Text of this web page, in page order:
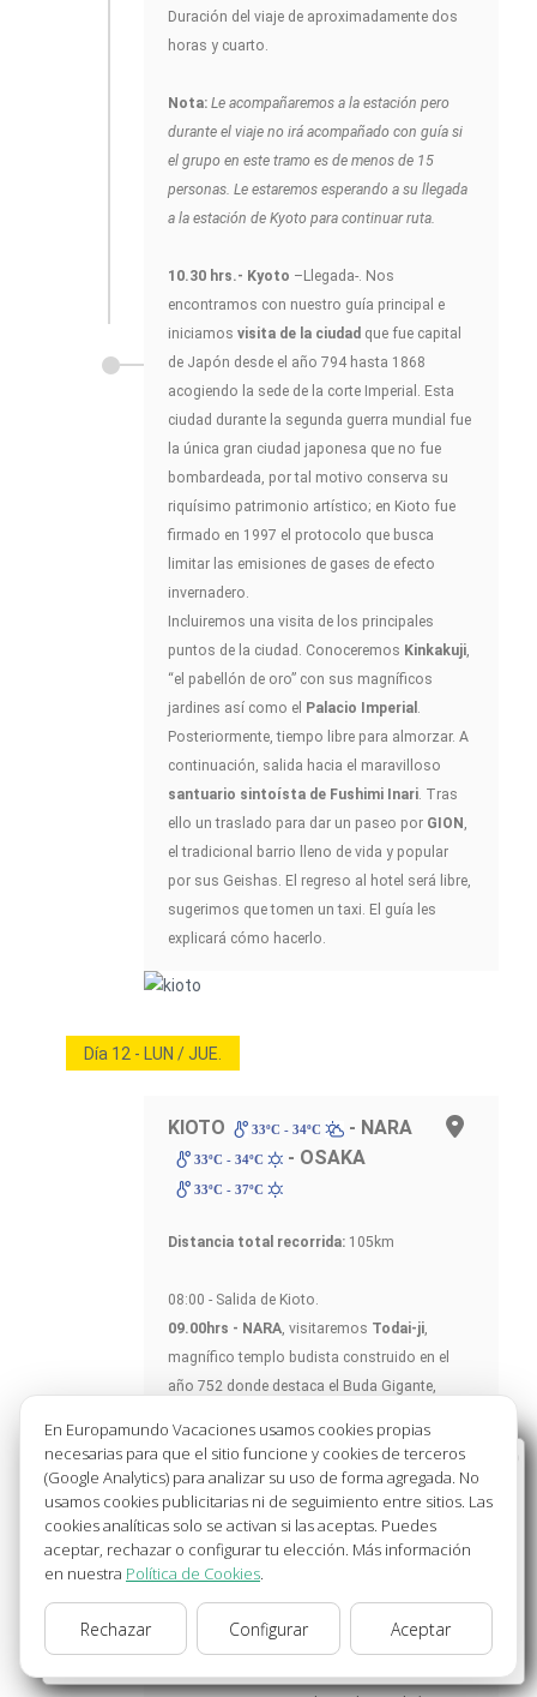
Duración del viaje de aproximadamente dos
horas y cuarto.
Nota: Le acompañaremos a la estación pero
durante el viaje no irá acompañado con guía si
el grupo en este tramo es de menos de 15
personas. Le estaremos esperando a su llegada
a la estación de Kyoto para continuar ruta.
10.30 hrs.- Kyoto –Llegada-. Nos
encontramos con nuestro guía principal e
iniciamos visita de la ciudad que fue capital
de Japón desde el año 794 hasta 1868
acogiendo la sede de la corte Imperial. Esta
ciudad durante la segunda guerra mundial fue
la única gran ciudad japonesa que no fue
bombardeada, por tal motivo conserva su
riquísimo patrimonio artístico; en Kioto fue
firmado en 1997 el protocolo que busca
limitar las emisiones de gases de efecto
invernadero.
Incluiremos una visita de los principales
puntos de la ciudad. Conoceremos Kinkakuji
“el pabellón de oro” con sus magníficos
jardines así como el Palacio Imperial
Posteriormente, tiempo libre para almorzar. A
continuación, salida hacia el maravilloso
santuario sintoísta de Fushimi Inari . Tras
ello un traslado para dar un paseo por GION
el tradicional barrio lleno de vida y popular
por sus Geishas. El regreso al hotel será libre,
sugerimos que tomen un taxi. El guía les
explicará cómo hacerlo.
Día 12 - LUN / JUE.
KIOTO 33ºC - 34ºC - NARA
33ºC - 34ºC - OSAKA
33ºC - 37ºC
Distancia total recorrida: 105km
08:00 - Salida de Kioto.
09.00hrs - NARA , visitaremos Todai-ji
magnífico templo budista construido en el
año 752 donde destaca el Buda Gigante,
alimentar a los venados que pasean por su
parque.
10.30hrs- Salida desde Nara.
11.15hrs-Templo Budista deHORYU-JI,
Patrimonio de la Humanidad. Tiempo libre en
monasterio y templos, su pagoda principal es
uno de los edificios de madera más antiguos
Bienvenido a Europamundo Vacaciones, está usted
en el sitio internacional de:
Wellcome to Europamundo Vacations, your in the
international site of:
España
cambiar/change
En Europamundo Vacaciones usamos cookies propias
necesarias para que el sitio funcione y cookies de terceros
(Google Analytics) para analizar su uso de forma agregada. No
usamos cookies publicitarias ni de seguimiento entre sitios. Las
cookies analíticas solo se activan si las aceptas. Puedes
aceptar, rechazar o configurar tu elección. Más información
en nuestra Política de Cookies.
Rechazar Configurar Aceptar